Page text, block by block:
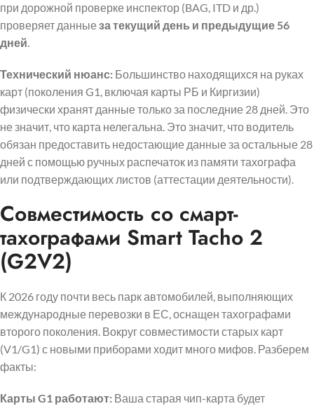
при дорожной проверке инспектор (BAG, ITD и др.)
проверяет данные за текущий день и предыдущие 56
дней.
Технический нюанс: Большинство находящихся на руках
карт (поколения G1, включая карты РБ и Киргизии)
физически хранят данные только за последние 28 дней. Это
не значит, что карта нелегальна. Это значит, что водитель
обязан предоставить недостающие данные за остальные 28
дней с помощью ручных распечаток из памяти тахографа
или подтверждающих листов (аттестации деятельности).
Совместимость со смарт-
тахографами Smart Tacho 2
(G2V2)
К 2026 году почти весь парк автомобилей, выполняющих
международные перевозки в ЕС, оснащен тахографами
второго поколения. Вокруг совместимости старых карт
(V1/G1) с новыми приборами ходит много мифов. Разберем
факты:
Карты G1 работают: Ваша старая чип-карта будет